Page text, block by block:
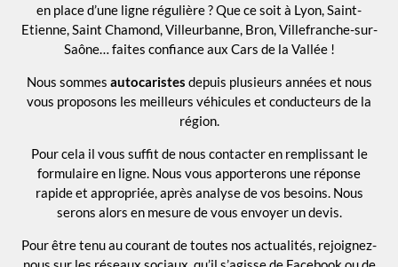
en place d’une ligne régulière ? Que ce soit à Lyon, Saint-
Etienne, Saint Chamond, Villeurbanne, Bron, Villefranche-sur-
Saône… faites confiance aux Cars de la Vallée !
Nous sommes autocaristes depuis plusieurs années et nous
vous proposons les meilleurs véhicules et conducteurs de la
région.
Pour cela il vous suffit de nous contacter en remplissant le
formulaire en ligne. Nous vous apporterons une réponse
rapide et appropriée, après analyse de vos besoins. Nous
serons alors en mesure de vous envoyer un devis.
Pour être tenu au courant de toutes nos actualités, rejoignez-